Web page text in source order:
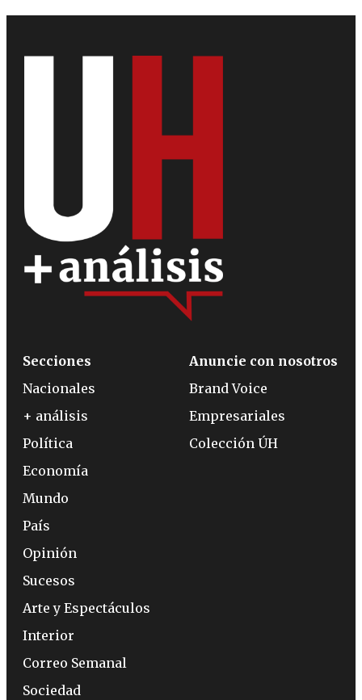
Secciones
Nacionales
+ análisis
Política
Economía
Mundo
País
Opinión
Sucesos
Arte y Espectáculos
Interior
Correo Semanal
Sociedad
Anuncie con nosotros
Brand Voice
Empresariales
Colección ÚH